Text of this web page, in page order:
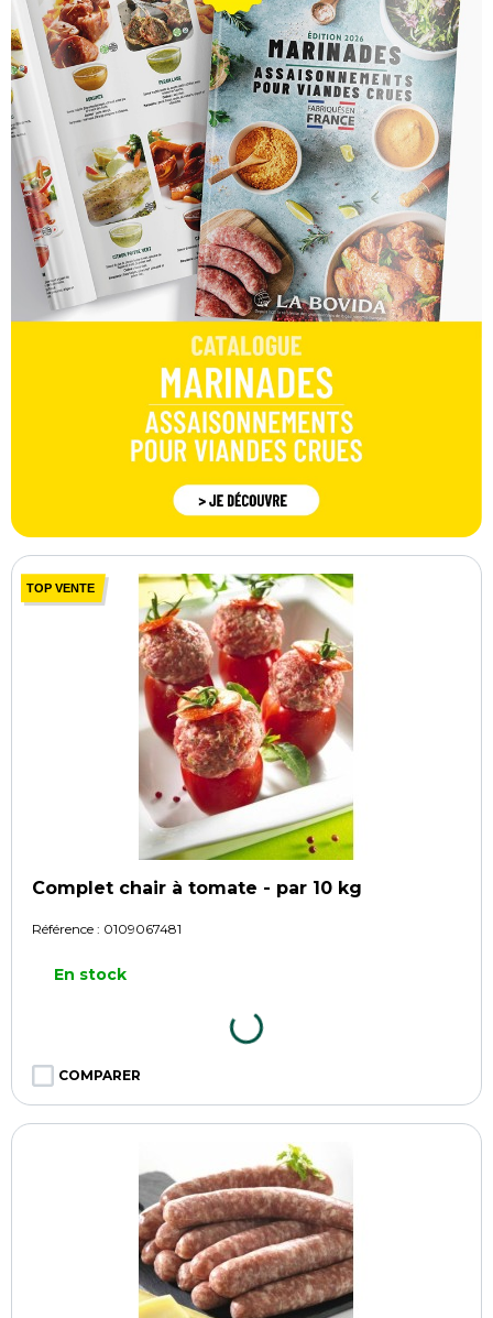
TOP VENTE
Complet chair à tomate - par 10 kg
Référence : 0109067481
En stock
COMPARER